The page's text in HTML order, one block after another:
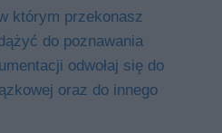
którym przekonasz
do poznawania
odwołaj się do
oraz do innego